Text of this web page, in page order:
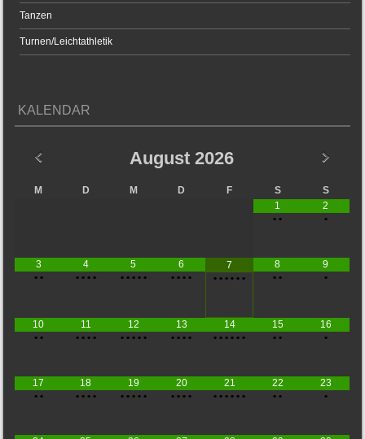
Tanzen
Turnen/Leichtathletik
KALENDAR
August 2026
M D M D F S
S
1
••
2
•
3
• •
4
• • • •
5
• • • • •
6
••••
7
••••••
8
••
9
•
10
• •
11
• • • •
12
• • • • •
13
••••
14
••••••
15
••
16
•
17
• •
18
• • • •
19
• • • • •
20
••••
21
••••••
22
••
23
•